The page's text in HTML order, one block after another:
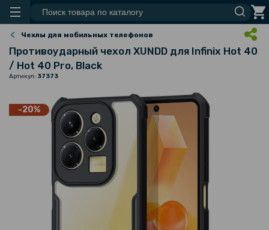
Чехлы для мобильных телефонов
Противоударный чехол XUNDD для Infinix Hot 40
/ Hot 40 Pro, Black
Артикул: 37373
-20%